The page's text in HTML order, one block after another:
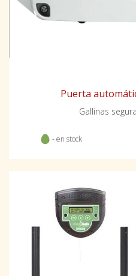
Puerta
Gallinas
- en stock